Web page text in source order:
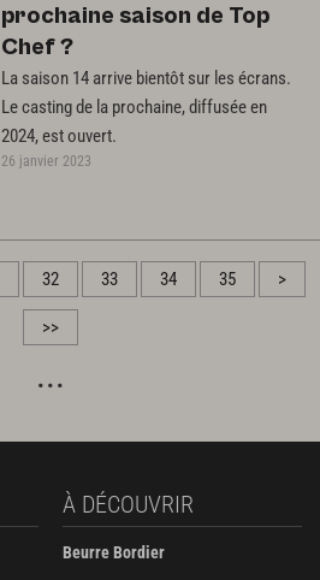
prochaine saison de Top
Chef ?
La saison 14 arrive bientôt sur les écrans.
Le casting de la prochaine, diffusée en
2024, est ouvert.
26 janvier 2023
32 33 34 35 >
>>
À DÉCOUVRIR
Beurre Bordier